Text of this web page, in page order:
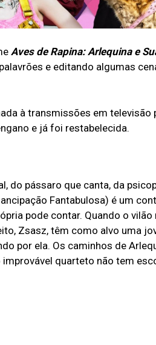
Aves de Rapina: Arlequina e
e editando algumas
à transmissões em televisão
e já foi restabelecida.
do pássaro que canta, da
Fantabulosa) é um
pode contar. Quando o
Zsasz, têm como alvo uma
por ela. Os caminhos de
quarteto não tem